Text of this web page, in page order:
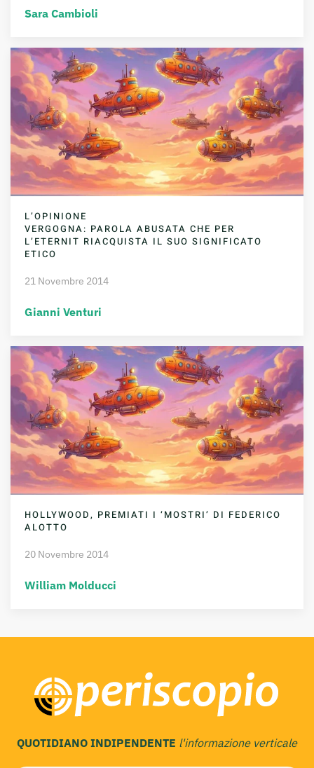
Sara Cambioli
L’OPINIONE
VERGOGNA: PAROLA ABUSATA CHE PER
L’ETERNIT RIACQUISTA IL SUO SIGNIFICATO
ETICO
21 Novembre 2014
Gianni Venturi
HOLLYWOOD, PREMIATI I ‘MOSTRI’ DI FEDERICO
ALOTTO
20 Novembre 2014
William Molducci
QUOTIDIANO INDIPENDENTE l'informazione verticale